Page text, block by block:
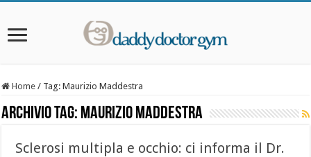
Home / Tag:Maurizio Maddestra
Archivio Tag: Maurizio Maddestra
Sclerosi multipla e occhio: ci informa il Dr.